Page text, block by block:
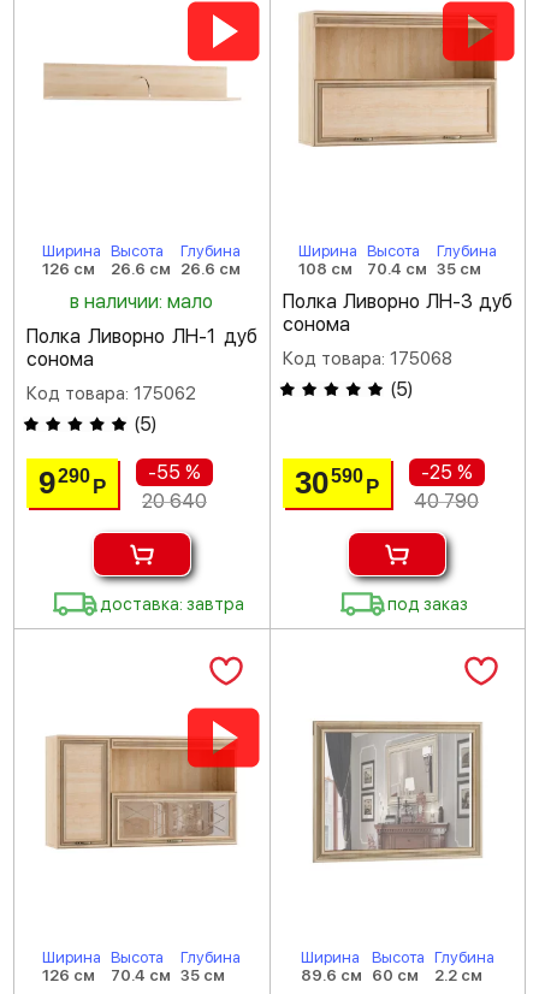
Ширина
126 см
Высота
26.6 см
Глубина
26.6 см
в наличии: мало
Полка Ливорно ЛН-1 дуб
сонома
Код товара: 175062
(5)
9290Р
-55 %
20 640
доставка: завтра
Ширина
108 см
Высота
70.4 см
Глубина
35 см
Полка Ливорно ЛН-3 дуб
сонома
Код товара: 175068
(5)
30590 Р
-25 %
40 790
под заказ
Ширина
126 см
Высота
70.4 см
Глубина
35 см
Ширина
89.6 см
Высота
60 см
Глубина
2.2 см